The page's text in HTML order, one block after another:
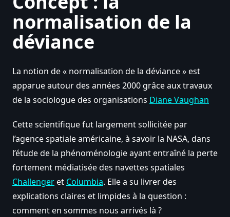
normalisation de la
déviance
La notion de « normalisation de la déviance » est
apparue autour des années 2000 grâce aux travaux
de la sociologue des organisations Diane Vaughan
Cette scientifique fut largement sollicitée par
l’agence spatiale américaine, à savoir la NASA, dans
l’étude de la phénoménologie ayant entraîné la perte
fortement médiatisée des navettes spatiales
Challengeret Columbia. Elle a su livrer des
explications claires et limpides à la question :
comment en sommes nous arrivés là ?